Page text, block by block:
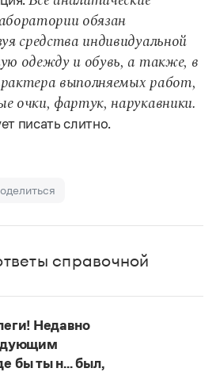
государственного
и пунктуации
курс
языке
имён
терминов
орфографии и пунктуации
обязан
средства индивидуальной
одежду и обувь, а также, в
выполняемых работ,
очки, фартук, нарукавники.
писать слитно.
справочной
Недавно
бы ты н... был,